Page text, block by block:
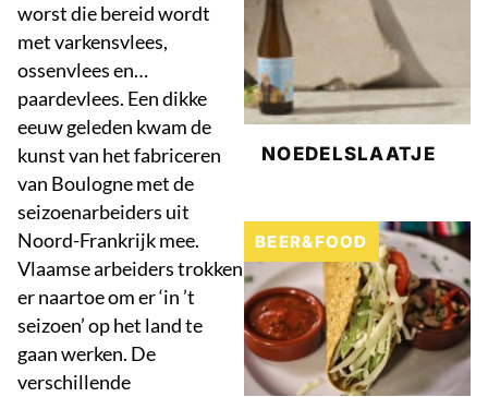
worst die bereid wordt
met varkensvlees,
ossenvlees en…
paardevlees. Een dikke
eeuw geleden kwam de
kunst van het fabriceren
van Boulogne met de
seizoenarbeiders uit
Noord-Frankrijk mee.
Vlaamse arbeiders trokken
er naartoe om er ‘in ’t
seizoen’ op het land te
gaan werken. De
verschillende
NOEDELSLAATJE
BEER&FOOD